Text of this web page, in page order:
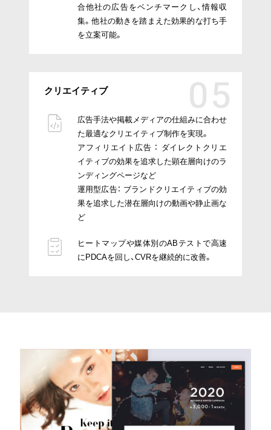
合他社の広告をベンチマークし、情報収
集。他社の動きを踏まえた効果的な打ち手
を立案可能。
クリエイティブ
広告手法や掲載メディアの仕組みに合わせ
た最適なクリエイティブ制作を実現。
アフィリエイト広告 ： ダイレクトクリエ
イティブの効果を追求した顕在層向けのラ
ンディングページなど
運用型広告： ブランドクリエイティブの効
果を追求した潜在層向けの動画や静止画な
ど
ヒートマップや媒体別のABテストで高速
にPDCAを回し、CVRを継続的に改善。